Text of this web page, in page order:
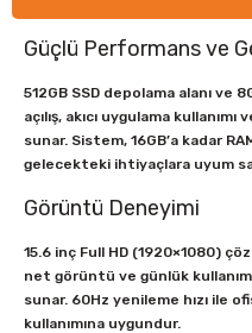
Güçlü Performans ve
512GB SSD depolama alanı ve
açılış, akıcı uygulama
sunar. Sistem, 16GB’a kadar
gelecekteki ihtiyaçlara uyum
Görüntü Deneyimi
15.6 inç Full HD (1920×1080)
net görüntü ve günlük
sunar. 60Hz yenileme hızı ile
kullanımına uygundur.